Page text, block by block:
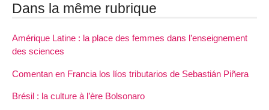
Dans la même rubrique
Amérique Latine : la place des femmes dans l’enseignement
des sciences
Comentan en Francia los líos tributarios de Sebastián Piñera
Brésil : la culture à l’ère Bolsonaro